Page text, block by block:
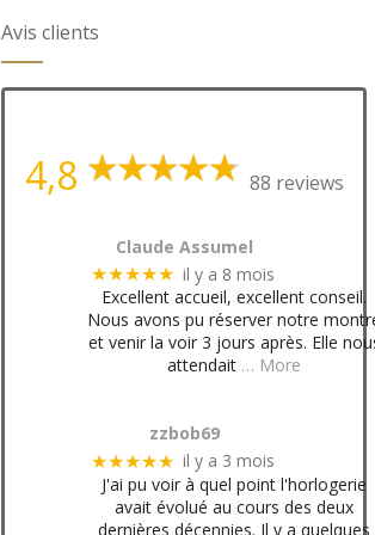
Avis clients
4,8 88 reviews
Claude Assumel
★★★★★ il y a 8 mois
Excellent accueil, excellent conseil.
Nous avons pu réserver notre
et venir la voir 3 jours après. Elle
attendait … More
zzbob69
★★★★★ il y a 3 mois
J'ai pu voir à quel point l'horlogerie
avait évolué au cours des deux
dernières décennies. Il y a quelques